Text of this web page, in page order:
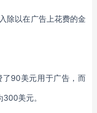
除以在广告上花费的金
90美元用于广告，而
美元。